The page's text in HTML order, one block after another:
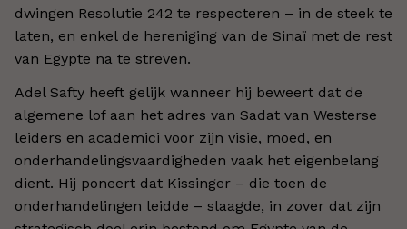
dwingen Resolutie 242 te respecteren – in de steek te
laten, en enkel de hereniging van de Sinaï met de rest
van Egypte na te streven.
Adel Safty heeft gelijk wanneer hij beweert dat de
algemene lof aan het adres van Sadat van Westerse
leiders en academici voor zijn visie, moed, en
onderhandelingsvaardigheden vaak het eigenbelang
dient. Hij poneert dat Kissinger – die toen de
onderhandelingen leidde – slaagde, in zover dat zijn